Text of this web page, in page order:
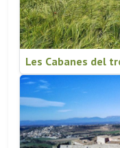
Les Cabanes del